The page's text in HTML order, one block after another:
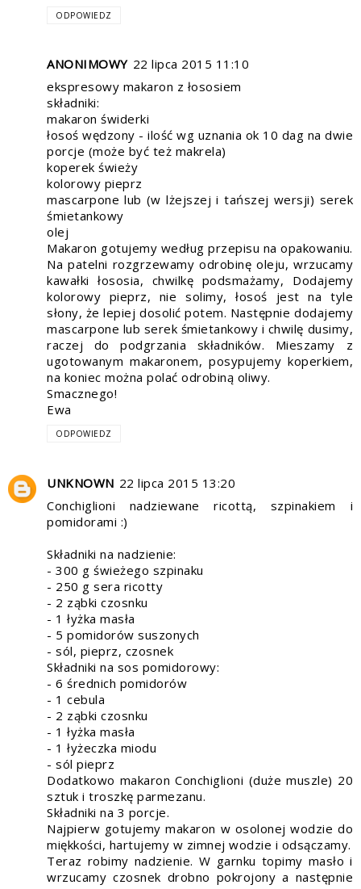
ODPOWIEDZ
ANONIMOWY 22 lipca 2015 11:10
ekspresowy makaron z łososiem
składniki:
makaron świderki
łosoś wędzony - ilość wg uznania ok 10 dag na dwie
porcje (może być też makrela)
koperek świeży
kolorowy pieprz
mascarpone lub (w lżejszej i tańszej wersji) serek
śmietankowy
olej
Makaron gotujemy według przepisu na opakowaniu.
Na patelni rozgrzewamy odrobinę oleju, wrzucamy
kawałki łososia, chwilkę podsmażamy, Dodajemy
kolorowy pieprz, nie solimy, łosoś jest na tyle
słony, że lepiej dosolić potem. Następnie dodajemy
mascarpone lub serek śmietankowy i chwilę dusimy,
raczej do podgrzania składników. Mieszamy z
ugotowanym makaronem, posypujemy koperkiem,
na koniec można polać odrobiną oliwy.
Smacznego!
Ewa
ODPOWIEDZ
UNKNOWN 22 lipca 2015 13:20
Conchiglioni nadziewane ricottą, szpinakiem i
pomidorami :)
Składniki na nadzienie:
- 300 g świeżego szpinaku
- 250 g sera ricotty
- 2 ząbki czosnku
- 1 łyżka masła
- 5 pomidorów suszonych
- sól, pieprz, czosnek
Składniki na sos pomidorowy:
- 6 średnich pomidorów
- 1 cebula
- 2 ząbki czosnku
- 1 łyżka masła
- 1 łyżeczka miodu
- sól pieprz
Dodatkowo makaron Conchiglioni (duże muszle) 20
sztuk i troszkę parmezanu.
Składniki na 3 porcje.
Najpierw gotujemy makaron w osolonej wodzie do
miękkości, hartujemy w zimnej wodzie i odsączamy.
Teraz robimy nadzienie. W garnku topimy masło i
wrzucamy czosnek drobno pokrojony a następnie